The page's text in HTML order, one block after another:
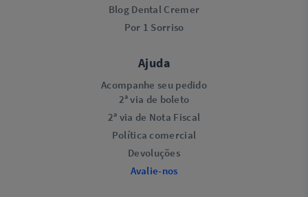
Blog Dental Cremer
Por 1 Sorriso
Ajuda
Acompanhe seu pedido
2ª via de boleto
2ª via de Nota Fiscal
Política comercial
Devoluções
Avalie-nos